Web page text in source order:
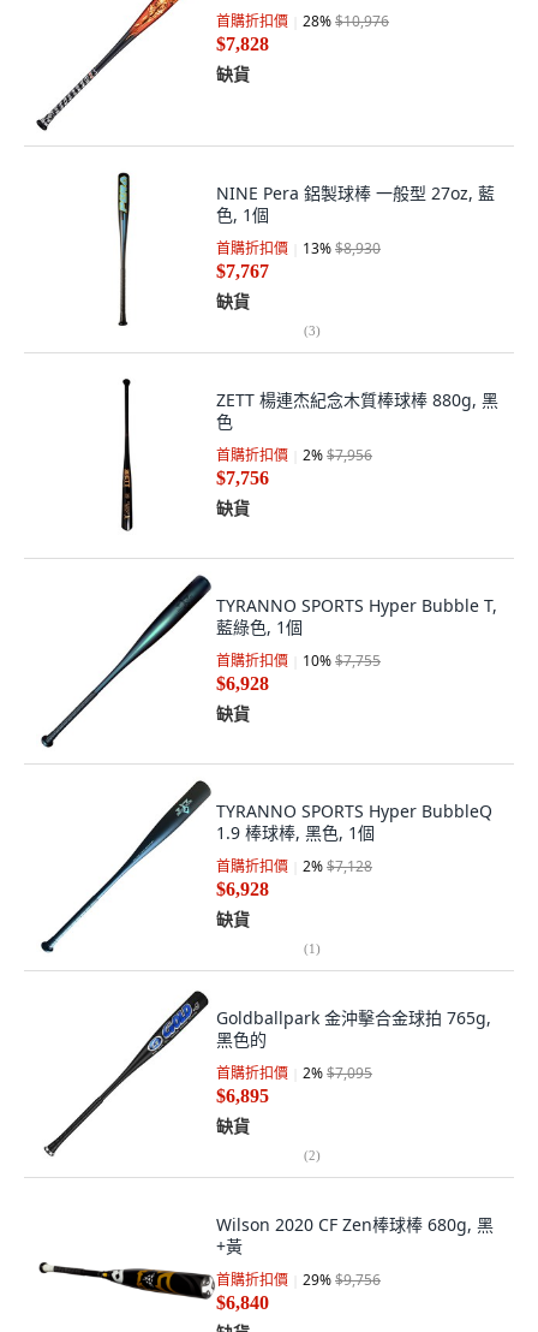
首購折扣價 28%$10,976
$7,828
缺貨
NINE Pera 鋁製球棒 一般型 27oz, 藍
色, 1個
首購折扣價 13%$8,930
$7,767
缺貨
(3)
ZETT 楊連杰紀念木質棒球棒 880g, 黑
色
首購折扣價 2%$7,956
$7,756
缺貨
TYRANNO SPORTS Hyper Bubble T,
藍綠色, 1個
首購折扣價 10%$7,755
$6,928
缺貨
TYRANNO SPORTS Hyper BubbleQ
1.9 棒球棒, 黑色, 1個
首購折扣價 2%$7,128
$6,928
缺貨
(1)
Goldballpark 金沖擊合金球拍 765g,
黑色的
首購折扣價 2%$7,095
$6,895
缺貨
(2)
Wilson 2020 CF Zen棒球棒 680g, 黑
+黃
首購折扣價 29%$9,756
$6,840